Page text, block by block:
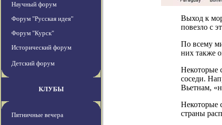
Научный форум
Форум "Русская идея"
Форум "Курск"
Исторический форум
Детский форум
КЛУБЫ
Пятничные вечера
Выход к
повезло с
По всему
них также
Некоторые
соседи.
Вьетнам,
Некоторые
страны